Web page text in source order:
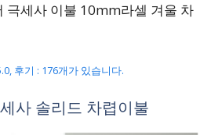
극세사 이불 10mm라셀 겨울 차
후기 : 176개가 있습니다.
사 솔리드 차렵이불